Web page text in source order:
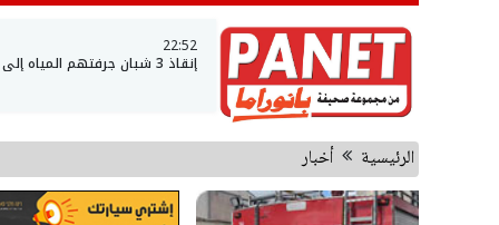
22:52
إنقاذ 3 شبان جرفتهم المياه إلى عمق بحيرة طبريا
الرئيسية أخبار